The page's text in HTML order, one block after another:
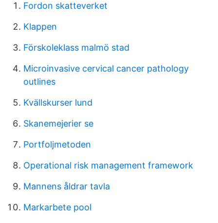
Fordon skatteverket
Klappen
Förskoleklass malmö stad
Microinvasive cervical cancer pathology
outlines
Kvällskurser lund
Skanemejerier se
Portfoljmetoden
Operational risk management framework
Mannens åldrar tavla
Markarbete pool